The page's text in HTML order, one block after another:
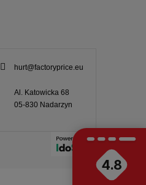
hurt@factoryprice.eu
Al. Katowicka 68
05-830 Nadarzyn
4.8